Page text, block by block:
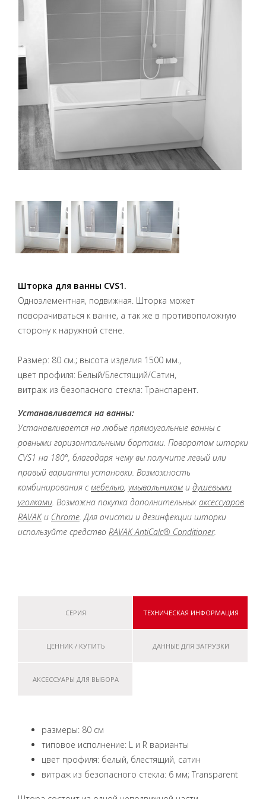
Шторка для ванны СVS1.
Одноэлементная, подвижная. Шторка может
поворачиваться к ванне, а так же в противоположную
сторону к наружной стене.
Размер: 80 см.; высота изделия 1500 мм.,
цвет профиля: Белый/Блестящий/Сатин,
витраж из безопасного стекла: Транспарент.
Устанавливается на ванны:
Устанавливается на любые прямоугольные ванны с
ровными горизонтальными бортами. Поворотом шторки
СVS1 на 180°, благодаря чему вы получите левый или
правый варианты установки. Возможность
комбинирования смебелью, умывальником и душевыми
уголками Возможна покупка дополнительных аксессуаров
RAVAKи Chrome Для очистки и дезинфекции шторки
используйте средство RAVAK AntiCalc® Conditioner.
СЕРИЯ ТЕХНИЧЕСКАЯ ИНФОРМАЦИЯ
ЦЕННИК / КУПИТЬ ДАННЫЕ ДЛЯ ЗАГРУЗКИ
АКСЕССУАРЫ ДЛЯ ВЫБОРА
размеры: 80 см
типовое исполнение: L и R варианты
цвет профиля: белый, блестящий, сатин
витраж из безопасного стекла: 6 мм; Transparent